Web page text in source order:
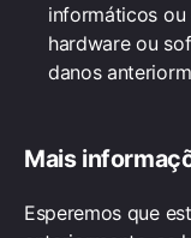
informáticos ou
hardware ou
danos
Mais
Esperemos que